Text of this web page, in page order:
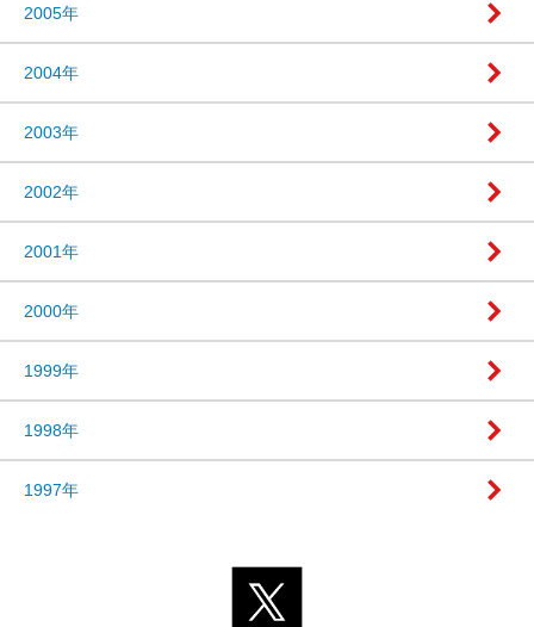
2005年
2004年
2003年
2002年
2001年
2000年
1999年
1998年
1997年